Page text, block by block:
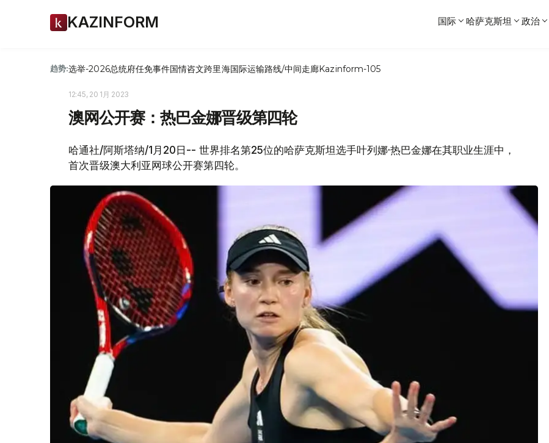
KAZINFORM 国际 哈萨克斯坦 政治
趋势:选举-2026总统府任免事件国情咨文跨里海国际运输路线/中间走廊Kazinform-105
12:45, 20 1月 2023
澳网公开赛：热巴金娜晋级第四轮
哈通社/阿斯塔纳/1月20日-- 世界排名第25位的哈萨克斯坦选手叶列娜·热巴金娜在其职业生涯中，
首次晋级澳大利亚网球公开赛第四轮。